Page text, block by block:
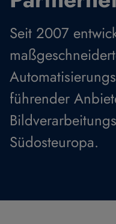
Seit 2007
führender
Südosteuropa.